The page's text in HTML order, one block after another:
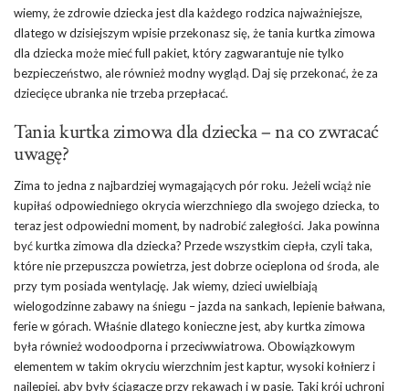
wiemy, że zdrowie dziecka jest dla każdego rodzica najważniejsze,
dlatego w dzisiejszym wpisie przekonasz się, że tania kurtka zimowa
dla dziecka może mieć full pakiet, który zagwarantuje nie tylko
bezpieczeństwo, ale również modny wygląd. Daj się przekonać, że za
dziecięce ubranka nie trzeba przepłacać.
Tania kurtka zimowa dla dziecka – na co zwracać
uwagę?
Zima to jedna z najbardziej wymagających pór roku. Jeżeli wciąż nie
kupiłaś odpowiedniego okrycia wierzchniego dla swojego dziecka, to
teraz jest odpowiedni moment, by nadrobić zaległości. Jaka powinna
być kurtka zimowa dla dziecka? Przede wszystkim ciepła, czyli taka,
które nie przepuszcza powietrza, jest dobrze ocieplona od środa, ale
przy tym posiada wentylację. Jak wiemy, dzieci uwielbiają
wielogodzinne zabawy na śniegu – jazda na sankach, lepienie bałwana,
ferie w górach. Właśnie dlatego konieczne jest, aby kurtka zimowa
była również wodoodporna i przeciwwiatrowa. Obowiązkowym
elementem w takim okryciu wierzchnim jest kaptur, wysoki kołnierz i
najlepiej, aby były ściągacze przy rękawach i w pasie. Taki krój uchroni